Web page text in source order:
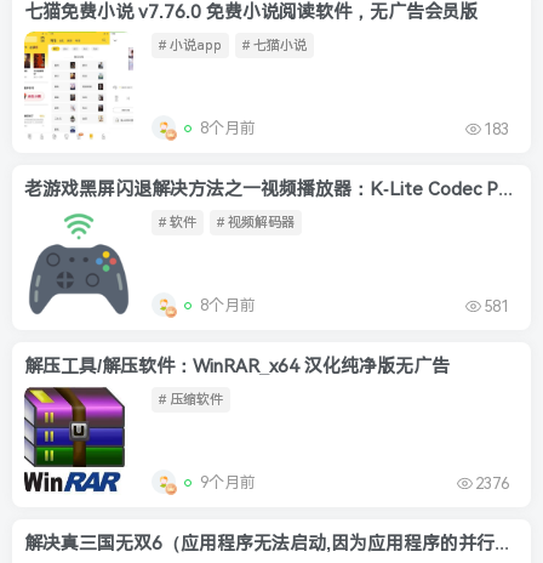
七猫免费小说 v7.76.0 免费小说阅读软件，无广告会员版
# 小说app # 七猫小说
8个月前 183
老游戏黑屏闪退解决方法之一视频播放器：K-Lite Codec Pack
# 软件 # 视频解码器
8个月前 581
解压工具/解压软件：WinRAR_x64 汉化纯净版无广告
# 压缩软件
9个月前 2376
解决真三国无双6（应用程序无法启动,因为应用程序的并行配置不正确）